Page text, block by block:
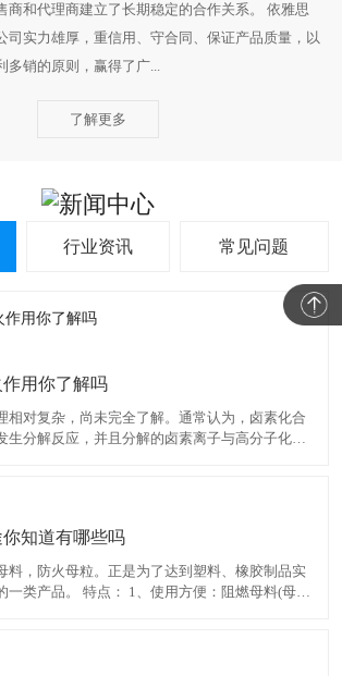
商和代理商建立了长期稳定的合作关系。 依雅思
司实力雄厚，重信用、守合同、保证产品质量，以
多销的原则，赢得了广...
了解更多
行业资讯 常见问题
用你了解吗
相对复杂，尚未完全了解。通常认为，卤素化合
生分解反应，并且分解的卤素离子与高分子化合
焰熄灭为止。在卤素中，溴比氯具有更高的阻
知道有哪些吗
料，防火母粒。正是为了达到塑料、橡胶制品实
一类产品。 特点： 1、使用方便：阻燃母料(母粒)
性好：一般情况下阻燃母料(母